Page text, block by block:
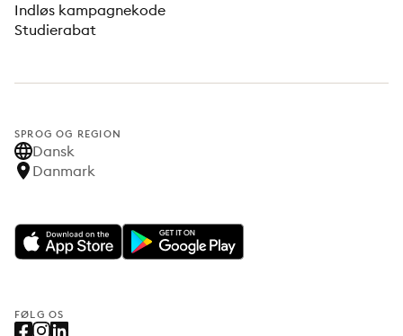
Indløs kampagnekode
Studierabat
SPROG OG REGION
Dansk
Danmark
FØLG OS